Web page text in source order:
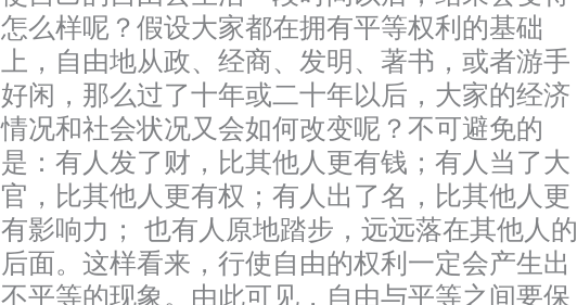
怎么样呢？假设大家都在拥有平等权利的基础
上，自由地从政、经商、发明、著书，或者游手
好闲，那么过了十年或二十年以后，大家的经济
情况和社会状况又会如何改变呢？不可避免的
是：有人发了财，比其他人更有钱；有人当了大
官，比其他人更有权；有人出了名，比其他人更
有影响力； 也有人原地踏步，远远落在其他人的
后面。这样看来，行使自由的权利一定会产生出
不平等的现象。由此可见，自由与平等之间要保